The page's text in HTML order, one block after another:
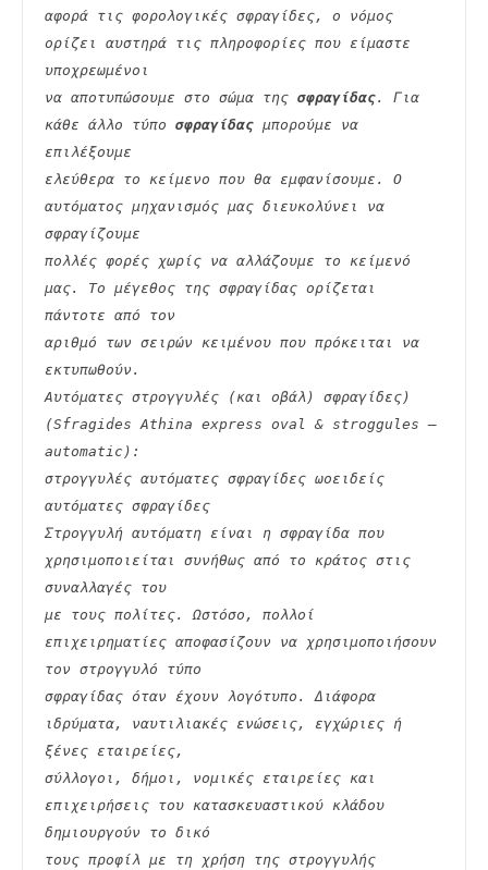
αφορά τις φορολογικές σφραγίδες, ο νόμος
ορίζει αυστηρά τις πληροφορίες που είμαστε
υποχρεωμένοι
να αποτυπώσουμε στο σώμα της σφραγίδας. Για
κάθε άλλο τύπο σφραγίδας μπορούμε να
επιλέξουμε
ελεύθερα το κείμενο που θα εμφανίσουμε. Ο
αυτόματος μηχανισμός μας διευκολύνει να
σφραγίζουμε
πολλές φορές χωρίς να αλλάζουμε το κείμενό
μας. Το μέγεθος της σφραγίδας ορίζεται
πάντοτε από τον
αριθμό των σειρών κειμένου που πρόκειται να
εκτυπωθούν.
Αυτόματες στρογγυλές (και οβάλ) σφραγίδες)
(Sfragides Athina express oval & stroggules –
automatic):
στρογγυλές αυτόματες σφραγίδες ωοειδείς
αυτόματες σφραγίδες
Στρογγυλή αυτόματη είναι η σφραγίδα που
χρησιμοποιείται συνήθως από το κράτος στις
συναλλαγές του
με τους πολίτες. Ωστόσο, πολλοί
επιχειρηματίες αποφασίζουν να χρησιμοποιήσουν
τον στρογγυλό τύπο
σφραγίδας όταν έχουν λογότυπο. Διάφορα
ιδρύματα, ναυτιλιακές ενώσεις, εγχώριες ή
ξένες εταιρείες,
σύλλογοι, δήμοι, νομικές εταιρείες και
επιχειρήσεις του κατασκευαστικού κλάδου
δημιουργούν το δικό
τους προφίλ με τη χρήση της στρογγυλής